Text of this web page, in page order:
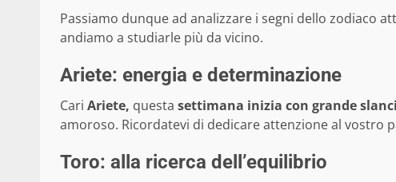
Passiamo dunque ad analizzare i segni dello zodiaco
andiamo a studiarle più da vicino.
Ariete: energia e determinazione
Cari Ariete, questa settimana inizia con grande
amoroso. Ricordatevi di dedicare attenzione al vostro
Toro: alla ricerca dell’equilibrio